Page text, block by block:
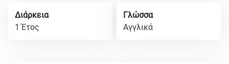
Διάρκεια
1 Έτος
Γλώσσα
Αγγλικά